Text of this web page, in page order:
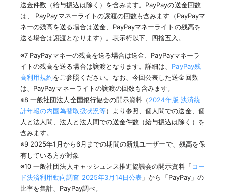
送金件数（給与振込は除く）を含みます。PayPayの送金回数
は、 PayPayマネーライトの譲渡の回数も含みます（PayPayマ
ネーの残高を送る場合は送金、PayPayマネーライトの残高を
送る場合は譲渡となります）。表示桁以下、四捨五入。
※7 PayPayマネーの残高を送る場合は送金、PayPayマネーラ
イトの残高を送る場合は譲渡となります。詳細は、 PayPay残
高利用規約をご参照ください。なお、今回公表した送金回数
は、PayPayマネーライトの譲渡の回数も含みます。
※8 一般社団法人全国銀行協会の開示資料（2024年版 決済統
計年報の内国為替取扱状況等）より参照、個人間での送金、個
人と法人間、法人と法人間での送金件数（給与振込は除く）を
含みます。
※9 2025年1月から6月までの期間の新規ユーザーで、残高を保
有している方が対象
※10 一般社団法人キャッシュレス推進協議会の開示資料「コー
ド決済利用動向調査 2025年3月14日公表 」から「PayPay」の
比率を集計、PayPay調べ。